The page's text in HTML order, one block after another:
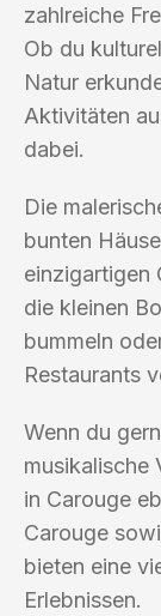
zahlreiche
Ob du
Natur
Aktivitäten
dabei.
Die
bunten
einzigartigen
die kleinen
bummeln
Restaurants
Wenn du
musikalische
in Carouge
Carouge
bieten eine
Erlebnissen.